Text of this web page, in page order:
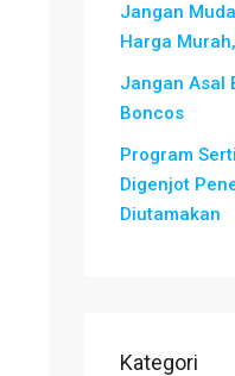
Jangan
Harga
Jangan Asal
Boncos
Program
Digenjot
Diutamakan
Kategori